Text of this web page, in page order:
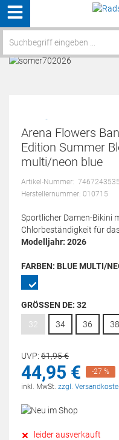
Menü
Arena Flowers
Edition Summer
multi/neon blue
Artikel-Nummer:
Herstellernummer: 010715
Sportlicher Damen-Bikini
Chlorbeständigkeit für
Modelljahr: 2026
FARBEN: BLUE MULTI/
GRÖSSEN DE: 32
32
34 36 38
UVP: 61,95€
44,95 €
-27 %
inkl. MwSt. zzgl.
leider ausverkauft